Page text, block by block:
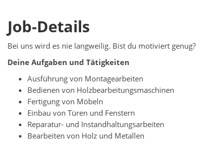
Job-Details
Bei uns wird es nie langweilig. Bist du motiviert genug?
Deine Aufgaben und Tätigkeiten
Ausführung von Montagearbeiten
Bedienen von Holzbearbeitungsmaschinen
Fertigung von Möbeln
Einbau von Türen und Fenstern
Reparatur- und Instandhaltungsarbeiten
Bearbeiten von Holz und Metallen